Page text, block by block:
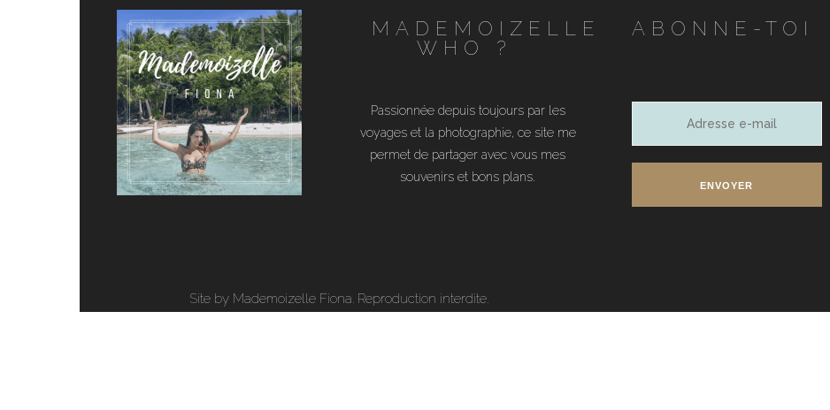
MADEMOIZELLE
WHO ?
Passionnée depuis toujours par les
voyages et la photographie, ce site me
permet de partager avec vous mes
souvenirs et bons plans.
ABONNE-TOI
ENVOYER
Site by Mademoizelle Fiona. Reproduction interdite.